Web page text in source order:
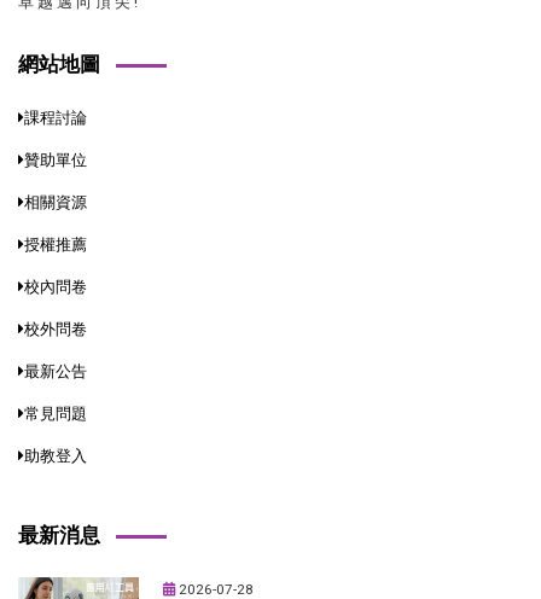
網站地圖
課程討論
贊助單位
相關資源
授權推薦
校內問卷
校外問卷
最新公告
常見問題
助教登入
最新消息
2026-07-28